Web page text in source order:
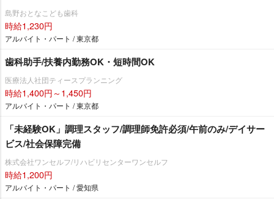
島野おとなこども歯科
時給1,230円
アルバイト・パート / 東京都
歯科助手/扶養内勤務OK・短時間OK
医療法人社団ティースプランニング
時給1,400円～1,450円
アルバイト・パート / 東京都
「未経験OK」調理スタッフ/調理師免許必須/午前のみ/デイサー
ビス/社会保障完備
株式会社ワンセルフ/リハビリセンターワンセルフ
時給1,200円
アルバイト・パート / 愛知県